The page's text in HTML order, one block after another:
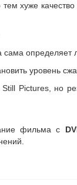
хуже качество
определяет
уровень
Pictures, но
фильма с